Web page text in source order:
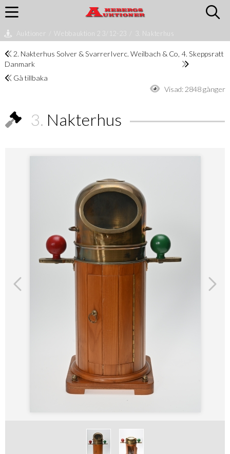
Auktioner Webbauktion 2 3/12-23 3. Nakterhus
2. Nakterhus Solver & SvarrerIverc. Weilbach & Co,
Danmark
4. Skeppsratt
Gå tillbaka
Visad: 2848 gånger
3. Nakterhus